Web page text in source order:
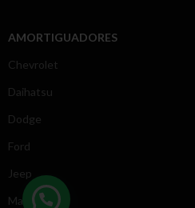
AMORTIGUADORES
Chevrolet
Daihatsu
Dodge
Ford
Jeep
Mazda